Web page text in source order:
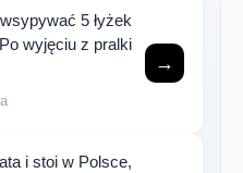
5 łyżek
wyjęciu z pralki
→
i stoi w Polsce,